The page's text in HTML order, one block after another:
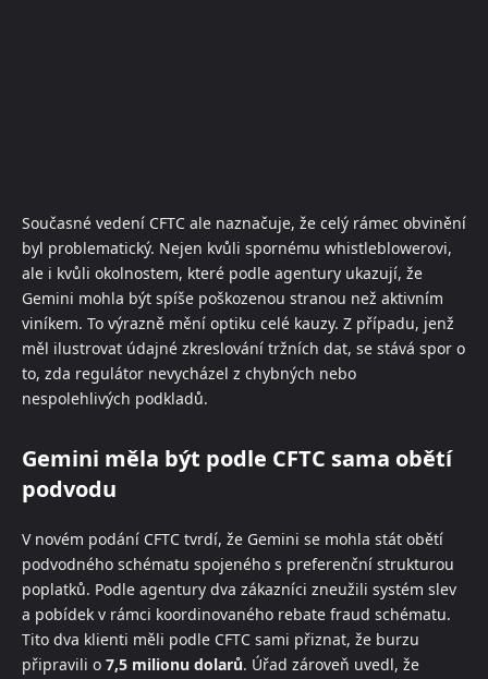
Současné vedení CFTC ale naznačuje, že celý rámec obvinění
byl problematický. Nejen kvůli spornému whistleblowerovi,
ale i kvůli okolnostem, které podle agentury ukazují, že
Gemini mohla být spíše poškozenou stranou než aktivním
viníkem. To výrazně mění optiku celé kauzy. Z případu, jenž
měl ilustrovat údajné zkreslování tržních dat, se stává spor o
to, zda regulátor nevycházel z chybných nebo
nespolehlivých podkladů.
Gemini měla být podle CFTC sama obětí
podvodu
V novém podání CFTC tvrdí, že Gemini se mohla stát obětí
podvodného schématu spojeného s preferenční strukturou
poplatků. Podle agentury dva zákazníci zneužili systém slev
a pobídek v rámci koordinovaného rebate fraud schématu.
Tito dva klienti měli podle CFTC sami přiznat, že burzu
připravili o 7,5 milionu dolarů. Úřad zároveň uvedl, že